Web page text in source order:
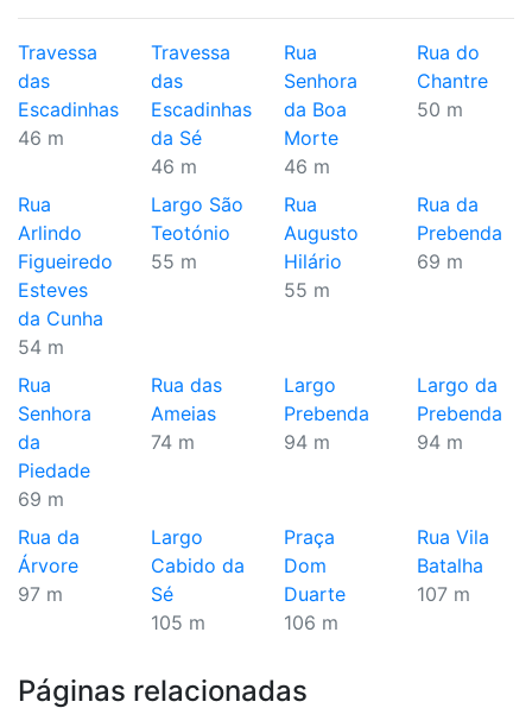
Travessa
das
Escadinhas
46 m
Travessa
das
Escadinhas
da Sé
46 m
Rua
Senhora
da Boa
Morte
46 m
Rua do
Chantre
50 m
Rua
Arlindo
Figueiredo
Esteves
da Cunha
54 m
Largo São
Teotónio
55 m
Rua
Augusto
Hilário
55 m
Rua da
Prebenda
69 m
Rua
Senhora
da
Piedade
69 m
Rua das
Ameias
74 m
Largo
Prebenda
94 m
Largo da
Prebenda
94 m
Rua da
Árvore
97 m
Largo
Cabido da
Sé
105 m
Praça
Dom
Duarte
106 m
Rua Vila
Batalha
107 m
Páginas relacionadas